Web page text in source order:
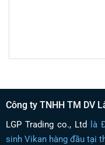
Công ty TNHH TM DV
LGP Trading co., Ltd là
sinh Vikan hàng đầu tại